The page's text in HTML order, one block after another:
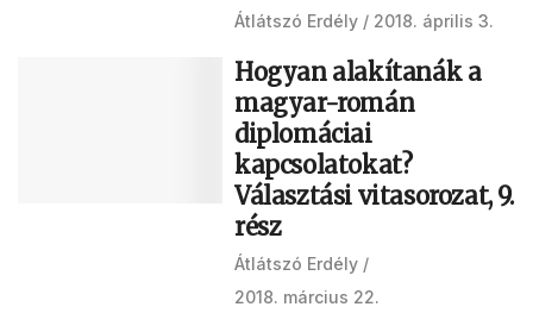
Átlátszó Erdély 2018. április 3.
Hogyan alakítanák a
magyar-román
diplomáciai
kapcsolatokat?
Választási vitasorozat, 9.
rész
Átlátszó Erdély
2018. március 22.